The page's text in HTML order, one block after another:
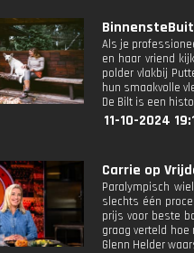
Als je
en haar vriend
polder vlakbij
hun smaakvolle
De Bilt is een
11-10-2024
Carrie op
Paralympisch
slechts één
prijs voor beste
graag verteld
Glenn Helder